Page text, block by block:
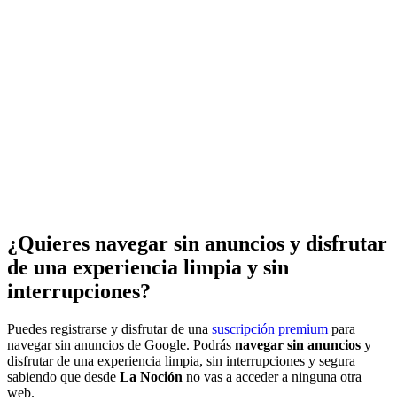
¿Quieres navegar sin anuncios y disfrutar
de una experiencia limpia y sin
interrupciones?
Puedes registrarse y disfrutar de una suscripción premium para
navegar sin anuncios de Google. Podrás navegar sin anuncios y
disfrutar de una experiencia limpia, sin interrupciones y segura
sabiendo que desde La Noción no vas a acceder a ninguna otra
web.